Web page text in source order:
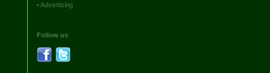
•Advertising
Follow us